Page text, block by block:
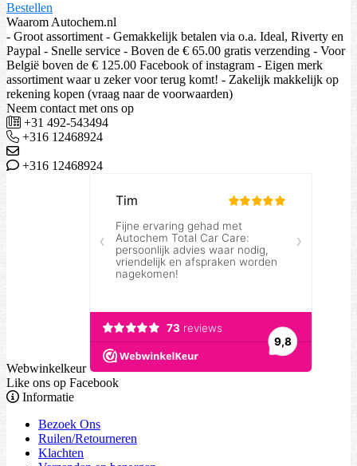
Bestellen
Waarom Autochem.nl
- Groot assortiment - Gemakkelijk betalen via o.a. Ideal, Riverty en
Paypal - Snelle service - Boven de € 65.00 gratis verzending - Voor
België boven de € 125.00 Facebook of instagram - Eigen merk
assortiment waar u zeker voor terug komt! - Zakelijk makkelijk op
rekening kopen (vraag naar de voorwaarden)
Neem contact met ons op
+31 492-543494
+316 12468924
+316 12468924
Webwinkelkeur
Like ons op Facebook
Informatie
Bezoek Ons
Ruilen/Retourneren
Klachten